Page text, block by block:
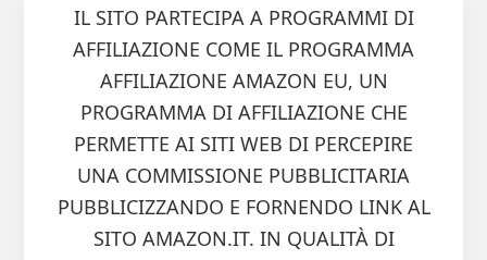
IL SITO PARTECIPA A PROGRAMMI DI
AFFILIAZIONE COME IL PROGRAMMA
AFFILIAZIONE AMAZON EU, UN
PROGRAMMA DI AFFILIAZIONE CHE
PERMETTE AI SITI WEB DI PERCEPIRE
UNA COMMISSIONE PUBBLICITARIA
PUBBLICIZZANDO E FORNENDO LINK AL
SITO AMAZON.IT. IN QUALITÀ DI